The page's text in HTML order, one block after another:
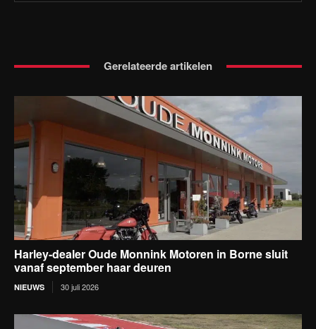
Gerelateerde artikelen
Harley-dealer Oude Monnink Motoren in Borne sluit
vanaf september haar deuren
NIEUWS 30 juli 2026